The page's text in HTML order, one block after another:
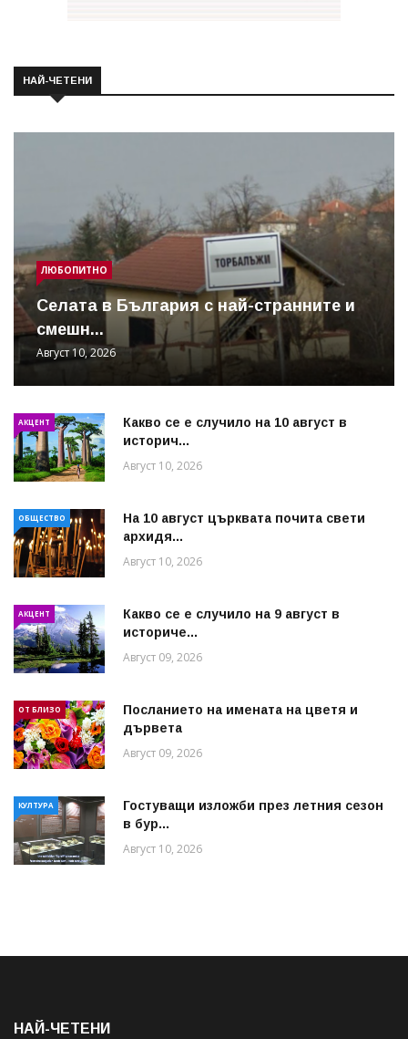
НАЙ-ЧЕТЕНИ
ЛЮБОПИТНО
Cелата в България с най-странните и
смешн...
Август 10, 2026
АКЦЕНТ
Какво се е случило на 10 август в
историч...
Август 10, 2026
ОБЩЕСТВО
На 10 август църквата почита свети
архидя...
Август 10, 2026
АКЦЕНТ
Какво се е случило на 9 август в
историче...
Август 09, 2026
ОТ БЛИЗО
Посланието на имената на цветя и
дървета
Август 09, 2026
КУЛТУРА
Гостуващи изложби през летния сезон
в бур...
Август 10, 2026
НАЙ-ЧЕТЕНИ